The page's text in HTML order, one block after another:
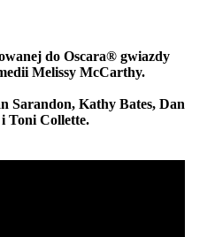
do Oscara® gwiazdy
Melissy McCarthy.
Sarandon, Kathy Bates, Dan
Toni Collette.